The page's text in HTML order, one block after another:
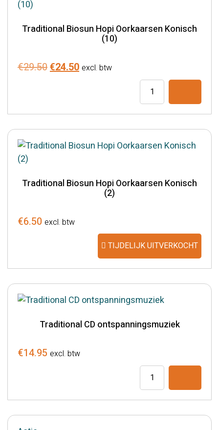
Traditional Biosun Hopi Oorkaarsen Konisch
(10)
€29.50Oorspronkelijke
€29.50.
€24.50Huidige
€24.50.
excl. btw
Traditional
Hopi
(10)
Traditional Biosun Hopi Oorkaarsen Konisch
(2)
€6.50 excl. btw
TIJDELIJK UITVERKOCHT
Traditional CD ontspanningsmuziek
€14.95 excl. btw
Traditional